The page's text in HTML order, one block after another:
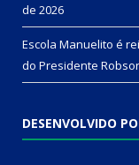
de 2026
Escola Manuelito é
do Presidente
DESENVOLVIDO